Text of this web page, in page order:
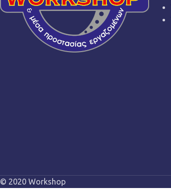
© 2020 Workshop